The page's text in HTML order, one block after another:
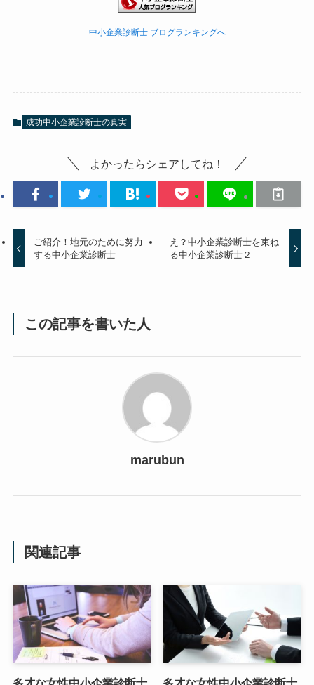
中小企業診断士 ブログランキングへ
成功中小企業診断士の真実
よかったらシェアしてね！
ご紹介！地元のために努力
する中小企業診断士
え？中小企業診断士を束ね
る中小企業診断士２
この記事を書いた人
marubun
関連記事